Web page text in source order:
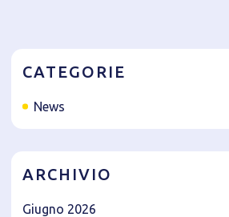
CATEGORIE
News
ARCHIVIO
Giugno 2026